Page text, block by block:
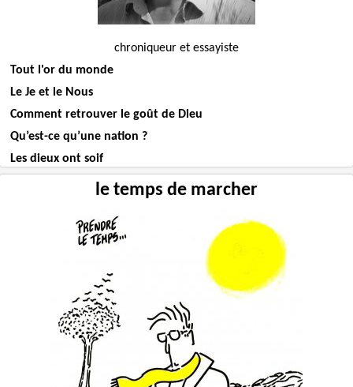
chroniqueur et essayiste
Tout l'or du monde
Le Je et le Nous
Comment retrouver le goût de Dieu
Qu’est-ce qu’une nation ?
Les dieux ont soif
le temps de marcher